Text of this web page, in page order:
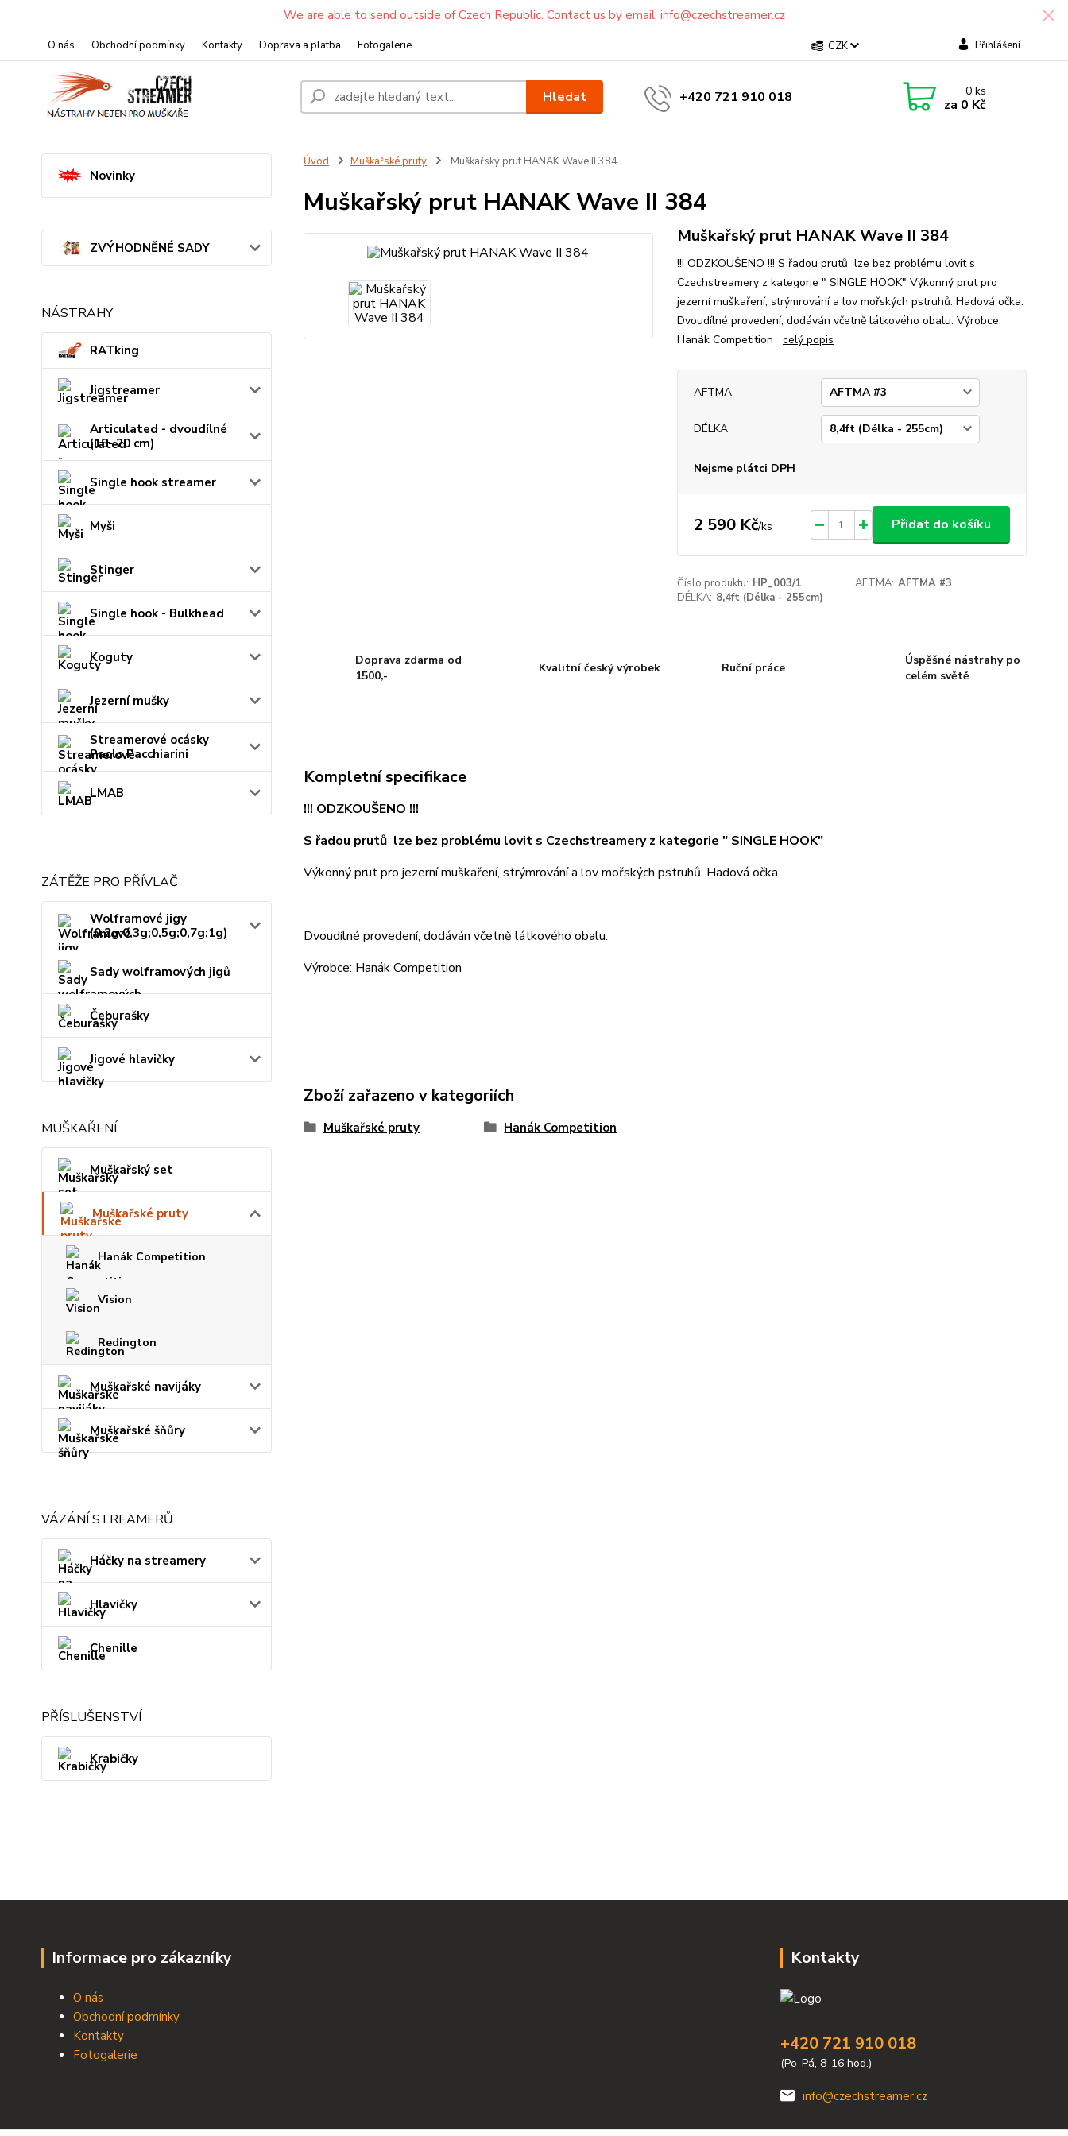
We are able to send outside of Czech Republic. Contact us by email: info@czechstreamer.cz
O nás Obchodní podmínky Kontakty Doprava a platba Fotogalerie CZK Přihlášení
Hledat +420 721 910 018 0ks
za 0 Kč
Novinky
ZVÝHODNĚNÉ SADY
NÁSTRAHY
RATking
Jigstreamer
Articulated - dvoudílné
(18- 20 cm)
Single hook streamer
Myši
Stinger
Single hook - Bulkhead
Koguty
Jezerní mušky
Streamerové ocásky
Paolo Pacchiarini
LMAB
ZÁTĚŽE PRO PŘÍVLAČ
Wolframové jigy
(0,2g;0,3g;0,5g;0,7g;1g)
Sady wolframových jigů
Čeburašky
Jigové hlavičky
MUŠKAŘENÍ
Muškařský set
Muškařské pruty
Hanák Competition
Vision
Redington
Muškařské navijáky
Muškařské šňůry
VÁZÁNÍ STREAMERŮ
Háčky na streamery
Hlavičky
Chenille
PŘÍSLUŠENSTVÍ
Krabičky
Úvod Muškařské pruty Muškařský prut HANAK Wave II 384
Muškařský prut HANAK Wave II 384
Muškařský prut HANAK Wave II 384
!!! ODZKOUŠENO !!! S řadou prutů lze bez problému lovit s
Czechstreamery z kategorie " SINGLE HOOK" Výkonný prut pro
jezerní muškaření, strýmrování a lov mořských pstruhů. Hadová očka.
Dvoudílné provedení, dodáván včetně látkového obalu. Výrobce:
Hanák Competition celý popis
AFTMA
DÉLKA
Nejsme plátci DPH
2 590 Kč/ks Přidat do košíku
Číslo produktu: HP_003/1 AFTMA: AFTMA #3
DÉLKA: 8,4ft (Délka - 255cm)
Doprava zdarma od
1500,-
Kvalitní český výrobek Ruční práce
Úspěšné nástrahy po
celém světě
Kompletní specifikace
!!! ODZKOUŠENO !!!
S řadou prutů lze bez problému lovit s Czechstreamery z kategorie " SINGLE HOOK"
Výkonný prut pro jezerní muškaření, strýmrování a lov mořských pstruhů. Hadová očka.
Dvoudílné provedení, dodáván včetně látkového obalu.
Výrobce: Hanák Competition
Zboží zařazeno v kategoriích
Muškařské pruty Hanák Competition
Informace pro zákazníky
O nás
Obchodní podmínky
Kontakty
Fotogalerie
Kontakty
+420 721 910 018
(Po-Pá, 8-16 hod.)
info@czechstreamer.cz